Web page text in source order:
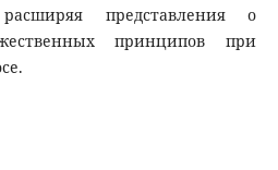
представления о
принципов при